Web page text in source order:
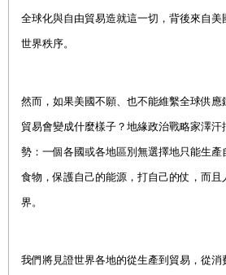
全球化與自由貿易造就這一切，背後來自美
世界秩序。
然而，如果美國不願、也不能維繫全球供
貿易會變成什麼樣子？地緣政治戰略家澤汗
勢：一個各國或各地區別無選擇地只能生產
食物，保護自己的能源，打自己的仗，而
界。
我們將見證世界各地的從生產到貿易，從